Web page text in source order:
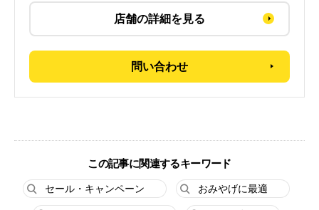
店舗の詳細を見る
問い合わせ
この記事に関連するキーワード
セール・キャンペーン おみやげに最適